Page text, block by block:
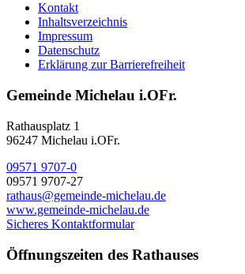
Kontakt
Inhaltsverzeichnis
Impressum
Datenschutz
Erklärung zur Barrierefreiheit
Gemeinde Michelau i.OFr.
Rathausplatz 1
96247 Michelau i.OFr.
09571 9707-0
09571 9707-27
rathaus@gemeinde-michelau.de
www.gemeinde-michelau.de
Sicheres Kontaktformular
Öffnungszeiten des Rathauses